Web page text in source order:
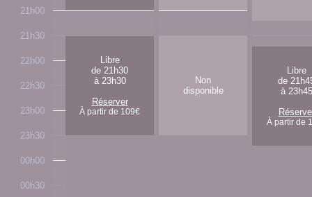
21h00
21h30
22h00
22h30
23h00
23h30
00h00
00h30
Libre
de 21h30
à 23h30
Réserver
À partir de 109€
Non
disponible
Libre
de
à 23h45
À partir de